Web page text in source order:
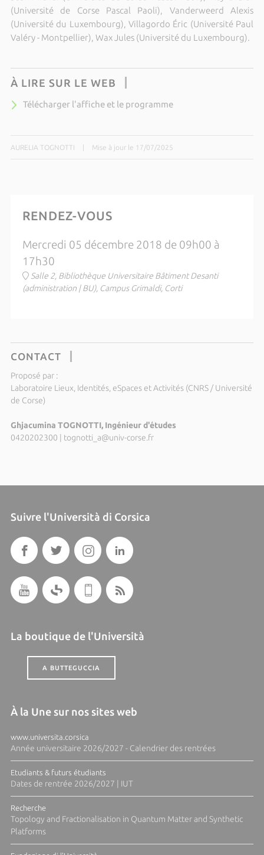
(Université de Corse Pascal Paoli), Vanderweerd Alexis
(Université du Luxembourg), Villagordo Éric (Université Paul
Valéry - Montpellier), Wax Jules (Université du Luxembourg).
À LIRE SUR LE WEB
Télécharger l'affiche et le programme
AURELIA TOGNOTTI Mise à jour le 17/07/2025
RENDEZ-VOUS
Mercredi 05 décembre 2018 de 09h00 à
17h30
Salle 2, Bibliothèque Universitaire Bâtiment Desanti
(administration | BU), Campus Grimaldi, Corti
CONTACT
Proposé par :
Laboratoire Lieux, Identités, eSpaces et Activités (CNRS / Université
de Corse)
Ghjacumina TOGNOTTI, Ingénieur d'études
0420202300 | tognotti_a@univ-corse.fr
Suivre l'Università di Corsica
La boutique de l'Università
A BUTTEGUCCIA
À la Une sur nos sites web
www.universita.corsica
Année universitaire 2026/2027 - Calendrier des rentrées
Etudiants & futurs étudiants
Dates de rentrée 2026/2027 | IUT
Recherche
Topology and Fractionalisation in Quantum Matter and Synthetic
Platforms